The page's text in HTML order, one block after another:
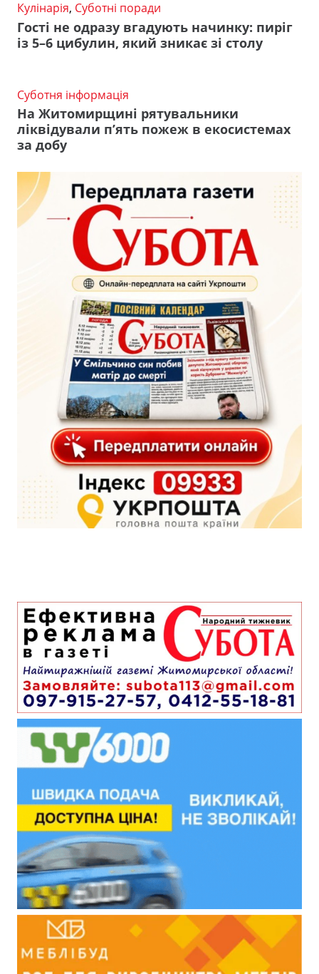
Кулінарія, Суботні поради
Гості не одразу вгадують начинку: пиріг
із 5–6 цибулин, який зникає зі столу
Суботня інформація
На Житомирщині рятувальники
ліквідували п’ять пожеж в екосистемах
за добу